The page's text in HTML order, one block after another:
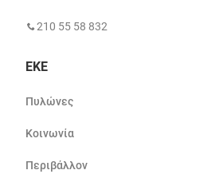
210 55 58 832
ΕΚΕ
Πυλώνες
Κοινωνία
Περιβάλλον